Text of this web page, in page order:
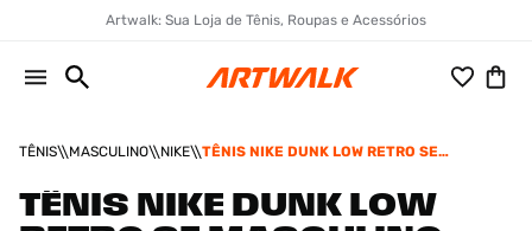
Artwalk: Sua Loja de Tênis, Roupas e Acessórios
TÊNIS MASCULINO NIKE
TÊNIS NIKE DUNK LOW RETRO SE
TÊNIS NIKE DUNK LOW